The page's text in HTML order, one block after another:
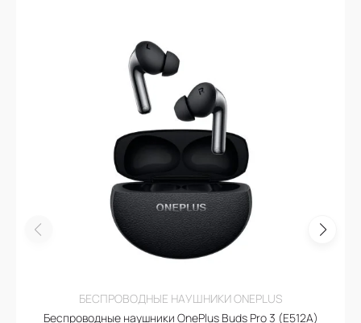
БЕСПРОВОДНЫЕ НАУШНИКИ ONEPLUS
Беспроводные наушники OnePlus Buds Pro 3 (E512A)